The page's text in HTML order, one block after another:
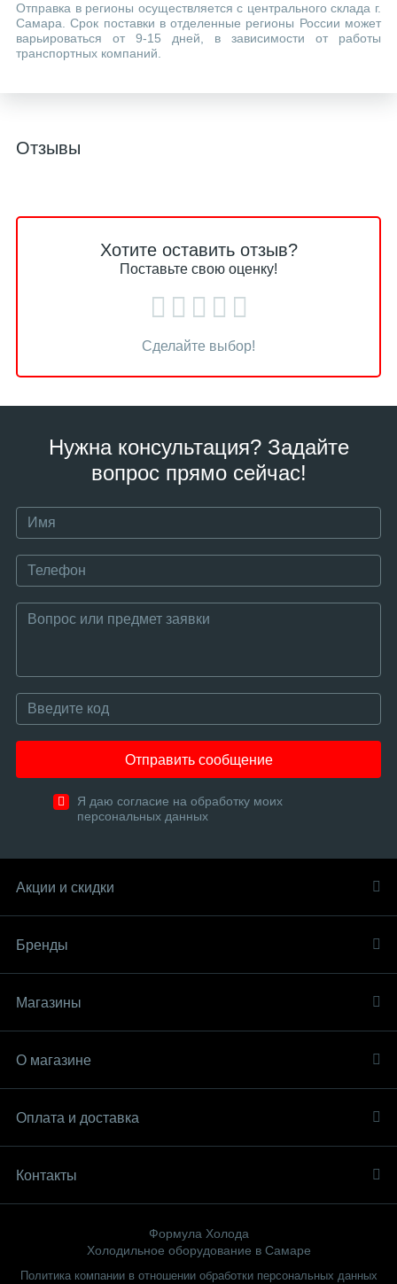
Отправка в регионы осуществляется с центрального склада г.
Самара. Срок поставки в отделенные регионы России может
варьироваться от 9-15 дней, в зависимости от работы
транспортных компаний.
Отзывы
Хотите оставить отзыв?
Поставьте свою оценку!
Сделайте выбор!
Нужна консультация? Задайте
вопрос прямо сейчас!
Отправить сообщение
Я даю согласие на обработку моих
персональных данных
Акции и скидки
Бренды
Магазины
О магазине
Оплата и доставка
Контакты
Формула Холода
Холодильное оборудование в Самаре
Политика компании в отношении обработки персональных данных